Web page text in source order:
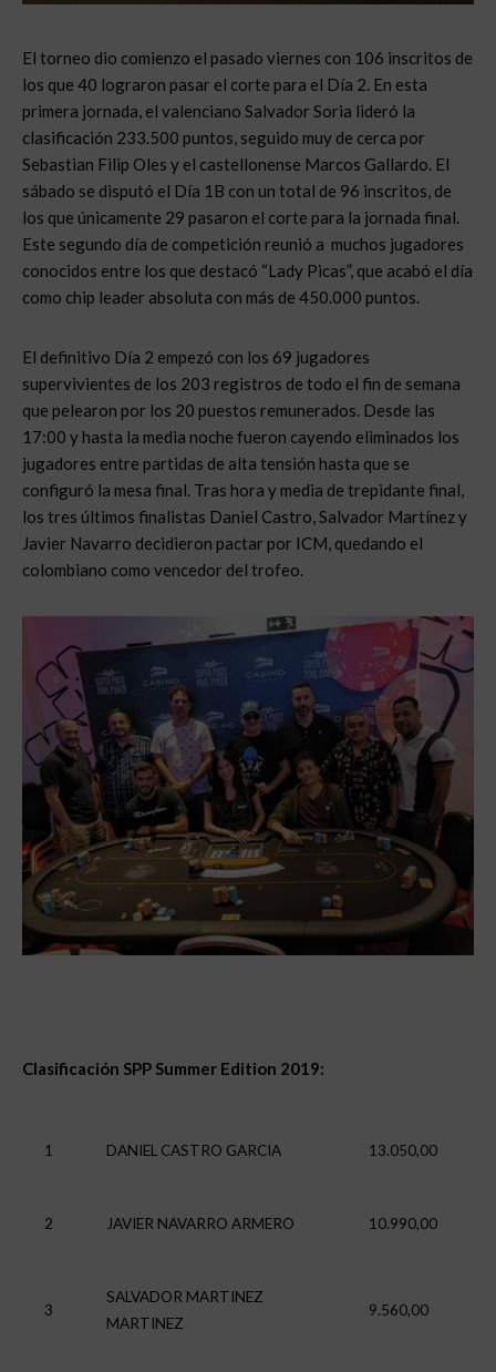
El torneo dio comienzo el pasado viernes con 106 inscritos de
los que 40 lograron pasar el corte para el Día 2. En esta
primera jornada, el valenciano Salvador Soria lideró la
clasificación 233.500 puntos, seguido muy de cerca por
Sebastian Filip Oles y el castellonense Marcos Gallardo. El
sábado se disputó el Día 1B con un total de 96 inscritos, de
los que únicamente 29 pasaron el corte para la jornada final.
Este segundo día de competición reunió a muchos jugadores
conocidos entre los que destacó “Lady Picas”, que acabó el día
como chip leader absoluta con más de 450.000 puntos.
El definitivo Día 2 empezó con los 69 jugadores
supervivientes de los 203 registros de todo el fin de semana
que pelearon por los 20 puestos remunerados. Desde las
17:00 y hasta la media noche fueron cayendo eliminados los
jugadores entre partidas de alta tensión hasta que se
configuró la mesa final. Tras hora y media de trepidante final,
los tres últimos finalistas Daniel Castro, Salvador Martínez y
Javier Navarro decidieron pactar por ICM, quedando el
colombiano como vencedor del trofeo.
Clasificación SPP Summer Edition 2019:
1 DANIEL CASTRO GARCIA 13.050,00
2 JAVIER NAVARRO ARMERO 10.990,00
3
SALVADOR MARTINEZ
MARTINEZ
9.560,00